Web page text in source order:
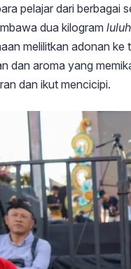
pelajar dari berbagai
dua kilogram
melilitkan adonan
dan aroma yang
dan ikut mencicipi.